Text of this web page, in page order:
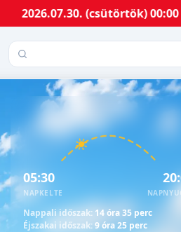
(csütörtök) 00:00 -
Település keresése
05:30
NAPKELTE
Nappali időszak: 14 óra 35 perc
Éjszakai időszak:9 óra 25 perc